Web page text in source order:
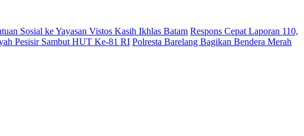
Sosial ke Yayasan Vistos Kasih Ikhlas Batam Respons Cepat Laporan 110,
Pesisir Sambut HUT Ke-81 RI Polresta Barelang Bagikan Bendera Merah